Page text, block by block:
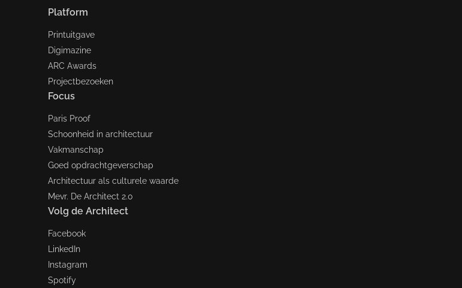
Platform
Printuitgave
Digimazine
ARC Awards
Projectbezoeken
Focus
Paris Proof
Schoonheid in architectuur
Vakmanschap
Goed opdrachtgeverschap
Architectuur als culturele waarde
Mevr. De Architect 2.0
Volg de Architect
Facebook
LinkedIn
Instagram
Spotify